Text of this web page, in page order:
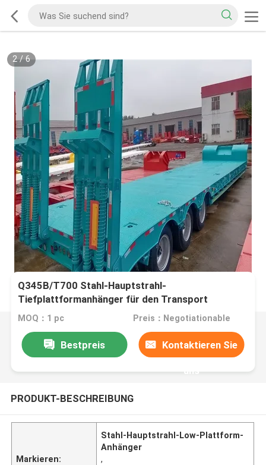
2/6
Q345B/T700 Stahl-Hauptstrahl-
Tiefplattformanhänger für den Transport
schwerer Ladungen
MOQ：1 pc Preis：Negotiationable
Bestpreis Kontaktieren Sie
uns
PRODUKT-BESCHREIBUNG
Markieren:
Stahl-Hauptstrahl-Low-Plattform-
Anhänger
,